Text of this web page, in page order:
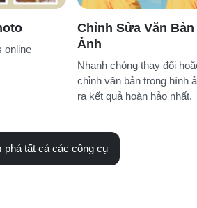
online
Chỉnh Sửa Văn Bản
Ảnh
Nhanh chóng thay đổi
chỉnh văn bản trong hình
ra kết quả hoàn hảo nhất.
phá tất cả các công cụ